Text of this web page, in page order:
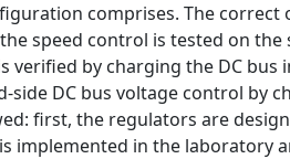
comprises. The correct
speed control is tested on the
verified by charging the DC bus
DC bus voltage control by
first, the regulators are
implemented in the laboratory